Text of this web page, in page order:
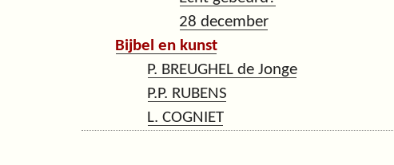
28 december
Bijbel en kunst
P. BREUGHEL de Jonge
P.P. RUBENS
L. COGNIET